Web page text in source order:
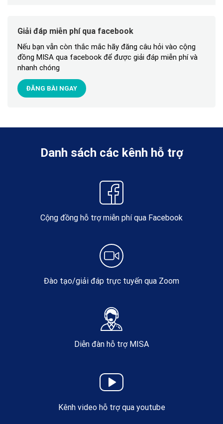
Giải đáp miễn phí qua facebook
Nếu bạn vẫn còn thắc mắc hãy đăng câu hỏi vào cộng
đồng MISA qua facebook để được giải đáp miễn phí và
nhanh chóng
ĐĂNG BÀI NGAY
Danh sách các kênh hỗ trợ
Cộng đồng hỗ trợ miễn phí qua Facebook
Đào tạo/giải đáp trực tuyến qua Zoom
Diễn đàn hỗ trợ MISA
Kênh video hỗ trợ qua youtube